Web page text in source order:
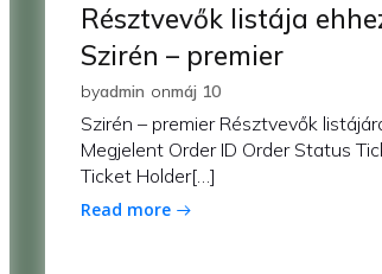
Résztvevők listája
Szirén – premier
byadmin onmáj 10
Szirén – premier Résztvevők
Megjelent Order ID Order Status
Ticket Holder[…]
Read more